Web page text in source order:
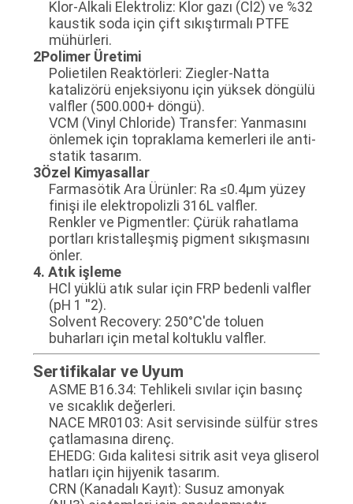
Klor-Alkali Elektroliz: Klor gazı (Cl2) ve %32
kaustik soda için çift sıkıştırmalı PTFE
mühürleri.
2Polimer Üretimi
Polietilen Reaktörleri: Ziegler-Natta
katalizörü enjeksiyonu için yüksek döngülü
valfler (500.000+ döngü).
VCM (Vinyl Chloride) Transfer: Yanmasını
önlemek için topraklama kemerleri ile anti-
statik tasarım.
3Özel Kimyasallar
Farmasötik Ara Ürünler: Ra ≤0.4μm yüzey
finişi ile elektropolizli 316L valfler.
Renkler ve Pigmentler: Çürük rahatlama
portları kristalleşmiş pigment sıkışmasını
önler.
4. Atık işleme
HCl yüklü atık sular için FRP bedenli valfler
(pH 1 ′′2).
Solvent Recovery: 250°C'de toluen
buharları için metal koltuklu valfler.
Sertifikalar ve Uyum
ASME B16.34: Tehlikeli sıvılar için basınç
ve sıcaklık değerleri.
NACE MR0103: Asit servisinde sülfür stres
çatlamasına direnç.
EHEDG: Gıda kalitesi sitrik asit veya gliserol
hatları için hijyenik tasarım.
CRN (Kanadalı Kayıt): Susuz amonyak